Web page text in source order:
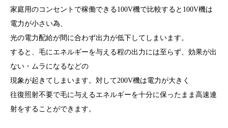
家庭用のコンセントで稼働できる100V機で比較すると100V機は
電力が小さい為、
光の電力配給が間に合わず出力が低下してしまいます。
すると、毛にエネルギーを与える程の出力には至らず、効果が出
ない・ムラになるなどの
現象が起きてしまいます。対して200V機は電力が大きく
往復照射不要で毛に与えるエネルギーを十分に保ったまま高速連
射をすることができます。